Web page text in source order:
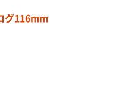
グ116mm